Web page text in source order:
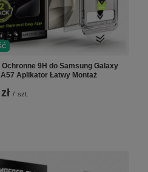
Ochronne 9H do Samsung Galaxy
A57 Aplikator Łatwy Montaż
/ szt.